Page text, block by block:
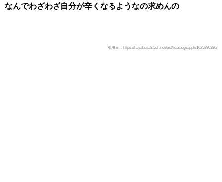
なんでわざわざ自分が辛くなるようなの求めんの
引用元：https://hayabusa9.5ch.net/test/read.cgi/appli/1625890386/